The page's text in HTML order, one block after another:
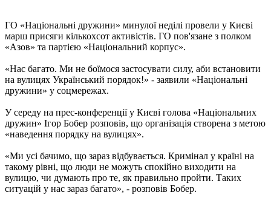
ГО «Національні дружини» минулої неділі провели у Києві
марш присяги кількохсот активістів. ГО пов'язане з полком
«Азов» та партією «Національний корпус».
«Нас багато. Ми не боїмося застосувати силу, аби встановити
на вулицях Український порядок!» - заявили «Національні
дружини» у соцмережах.
У середу на прес-конференції у Києві голова «Національних
дружин» Ігор Бобер розповів, що організація створена з метою
«наведення порядку на вулицях».
«Ми усі бачимо, що зараз відбувається. Кримінал у країні на
такому рівні, що люди не можуть спокійно виходити на
вулицю, чи думають про те, як правильно пройти. Таких
ситуацій у нас зараз багато», - розповів Бобер.